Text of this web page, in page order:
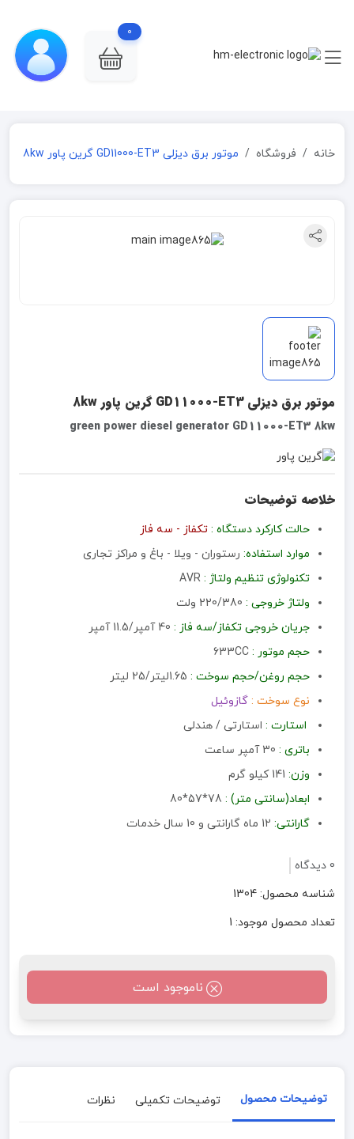
0
خانه فروشگاه موتور برق دیزلی GD11000-ET3 گرین پاور 8kw
موتور برق دیزلی GD11000-ET3 گرین پاور 8kw
green power diesel generator GD11000-ET3 8kw
خلاصه توضیحات
حالت کارکرد دستگاه : تکفاز - سه فاز
موارد استفاده: رستوران - ویلا - باغ و مراکز تجاری
تکنولوژی تنظیم ولتاژ :
ولتاژ خروجی : 220/380 ولت
جریان خروجی تکفاز/سه فاز : 40 آمپر/11.5 آمپر
حجم موتور : 633CC
حجم روغن/حجم سوخت : 1.65لیتر/25 لیتر
نوع سوخت : گازوئیل
استارت : استارتی / هندلی
باتری :
وزن: 141 کیلو گرم
ابعاد(سانتی متر) :
گارانتی: 12 ماه گارانتی و 10 سال خدمات
0 دیدگاه
شناسه محصول: 1304
تعداد محصول موجود: 1
ناموجود است
توضیحات محصول توضیحات تکمیلی نظرات